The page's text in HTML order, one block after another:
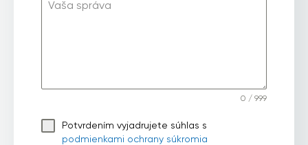
Vaša správa
0 / 999
Potvrdením vyjadrujete súhlas s
podmienkami ochrany súkromia